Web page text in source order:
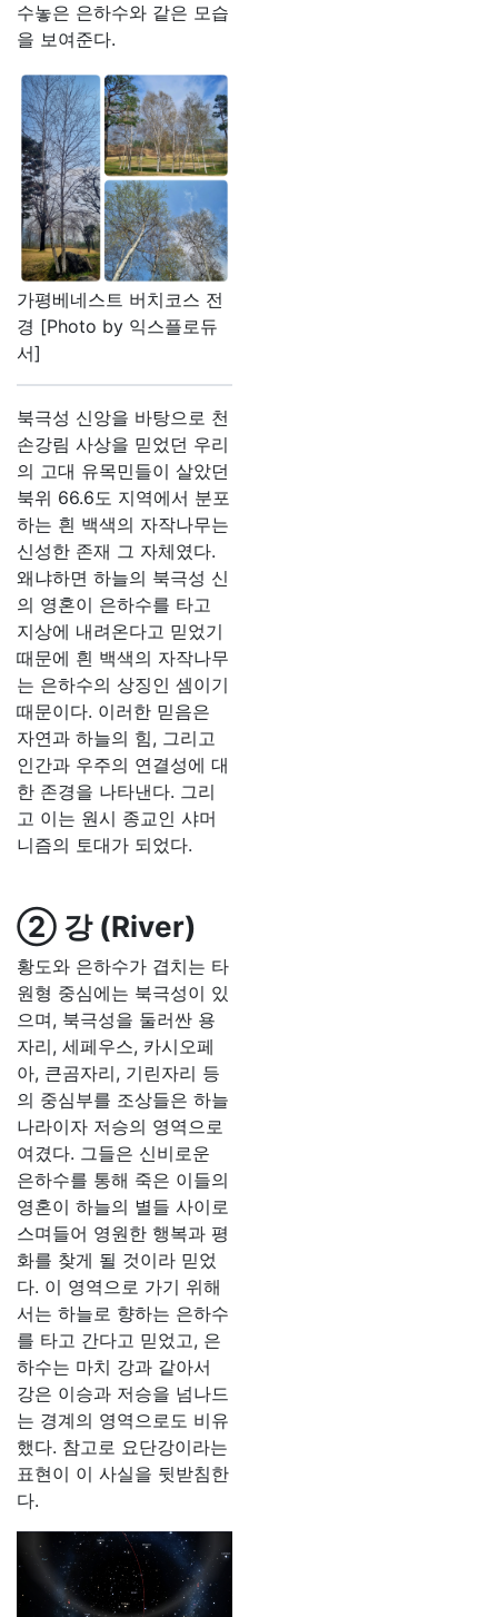
수놓은 은하수와 같은 모습
을 보여준다.
가평베네스트 버치코스 전
경 [Photo by 익스플로듀
서]
북극성 신앙을 바탕으로 천
손강림 사상을 믿었던 우리
의 고대 유목민들이 살았던
북위 66.6도 지역에서 분포
하는 흰 백색의 자작나무는
신성한 존재 그 자체였다.
왜냐하면 하늘의 북극성 신
의 영혼이 은하수를 타고
지상에 내려온다고 믿었기
때문에 흰 백색의 자작나무
는 은하수의 상징인 셈이기
때문이다. 이러한 믿음은
자연과 하늘의 힘, 그리고
인간과 우주의 연결성에 대
한 존경을 나타낸다. 그리
고 이는 원시 종교인 샤머
니즘의 토대가 되었다.
② 강 (River)
황도와 은하수가 겹치는 타
원형 중심에는 북극성이 있
으며, 북극성을 둘러싼 용
자리, 세페우스, 카시오페
아, 큰곰자리, 기린자리 등
의 중심부를 조상들은 하늘
나라이자 저승의 영역으로
여겼다. 그들은 신비로운
은하수를 통해 죽은 이들의
영혼이 하늘의 별들 사이로
스며들어 영원한 행복과 평
화를 찾게 될 것이라 믿었
다. 이 영역으로 가기 위해
서는 하늘로 향하는 은하수
를 타고 간다고 믿었고, 은
하수는 마치 강과 같아서
강은 이승과 저승을 넘나드
는 경계의 영역으로도 비유
했다. 참고로 요단강이라는
표현이 이 사실을 뒷받침한
다.